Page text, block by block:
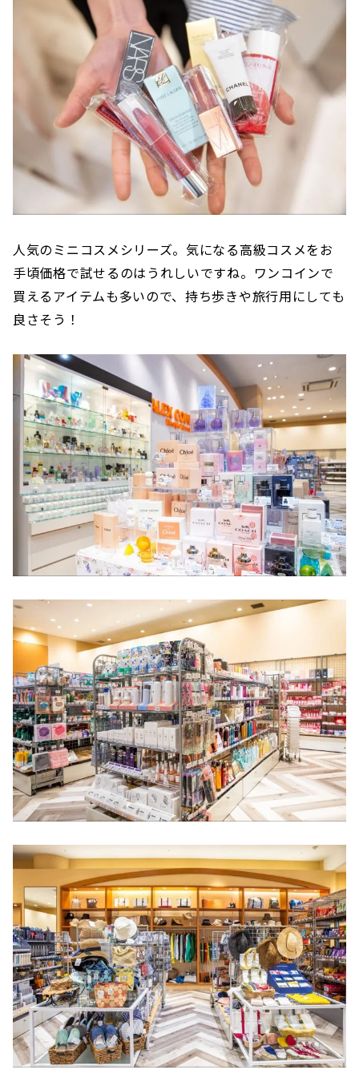
人気のミニコスメシリーズ。気になる高級コスメをお
手頃価格で試せるのはうれしいですね。ワンコインで
買えるアイテムも多いので、持ち歩きや旅行用にしても
良さそう！